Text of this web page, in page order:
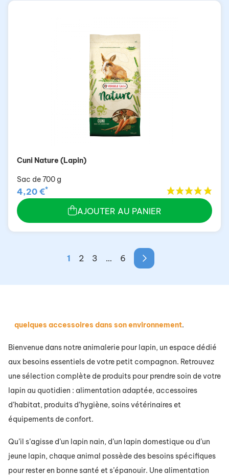
quelques accessoires dans son environnement.
Bienvenue dans notre animalerie pour lapin, un espace dédié
aux besoins essentiels de votre petit compagnon. Retrouvez
une sélection complète de produits pour prendre soin de votre
lapin au quotidien : alimentation adaptée, accessoires
d’habitat, produits d’hygiène, soins vétérinaires et
équipements de confort.
Qu’il s’agisse d’un lapin nain, d’un lapin domestique ou d’un
jeune lapin, chaque animal possède des besoins spécifiques
pour rester en bonne santé et s’épanouir. Une alimentation
Cuni Nature (Lapin)
Sac de 700 g
4,20 €*
AJOUTER AU PANIER
1 2 3 … 6